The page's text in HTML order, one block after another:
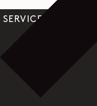
SERVICES